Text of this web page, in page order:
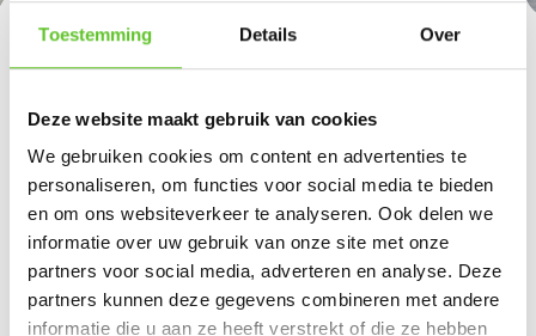
Toestemming Details Over
Deze website maakt gebruik van cookies
We gebruiken cookies om content en advertenties te
personaliseren, om functies voor social media te bieden
en om ons websiteverkeer te analyseren. Ook delen we
informatie over uw gebruik van onze site met onze
partners voor social media, adverteren en analyse. Deze
partners kunnen deze gegevens combineren met andere
informatie die u aan ze heeft verstrekt of die ze hebben
De Brussel-gids
Op de kaart hieronder ontdek je nog meer
lievelingsplekken van andere BRUZZ Ketten. Klik op een
van de rode pinnetjes en leer een nieuw favoriet plekje in
Brussel kennen.